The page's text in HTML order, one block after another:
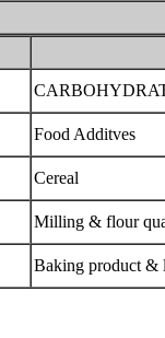
Food Additves
Cereal
Milling & flour
Baking product &